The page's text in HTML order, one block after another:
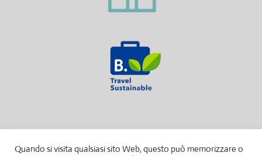
Quando si visita qualsiasi sito Web, questo può memorizzare o